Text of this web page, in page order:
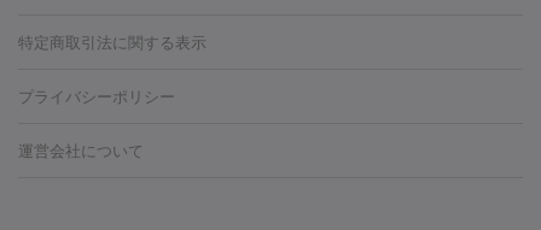
HIFU（ハイフ）
ンケア
ホワイトニング
ー治療（しみ・くすみ）
ーザー治療（毛穴・ニキビ跡）
ダーゼ
サリチル酸マクロゴールピーリング
養上清液
機器
特定商取引法に関する表示
プライバシーポリシー
運営会社について